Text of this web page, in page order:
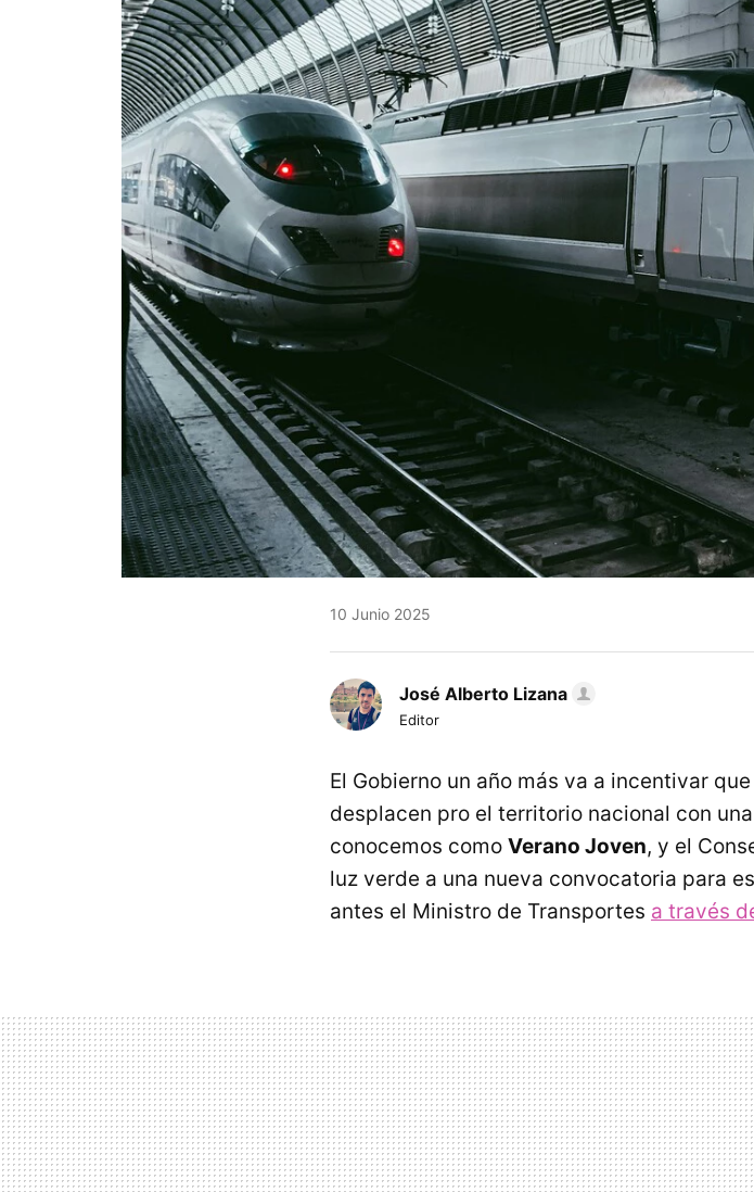
10 Junio 2025
José Alberto Lizana
Editor
El Gobierno un año más va a incentivar
desplacen pro el territorio nacional con
conocemos como Verano Joven, y el
luz verde a una nueva convocatoria para
antes el Ministro de Transportes a través